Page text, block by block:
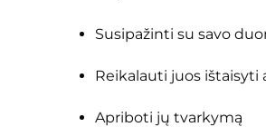
Susipažinti su savo
Reikalauti juos ištaisyti
Apriboti jų tvarkymą